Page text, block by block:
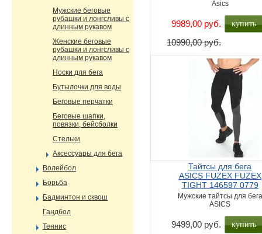
Asics
9989,00 руб.
10990,00 руб.
купить
Тайтсы для бега
ASICS FUZEX FUZEX
TIGHT 146597 0779
Мужские тайтсы для бега
ASICS
9499,00 руб. купить
Мужские беговые
рубашки и лонгсливы с
длинным рукавом
Женские беговые
рубашки и лонгсливы с
длинным рукавом
Носки для бега
Бутылочки для воды
Беговые перчатки
Беговые шапки,
повязки, бейсболки
Стельки
Аксессуары для бега
Волейбол
Борьба
Бадминтон и сквош
Гандбол
Теннис